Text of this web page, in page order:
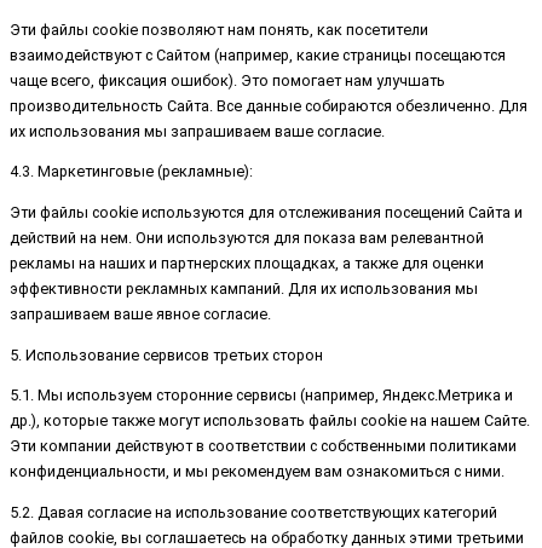
Эти файлы cookie позволяют нам понять, как посетители
взаимодействуют с Сайтом (например, какие страницы посещаются
чаще всего, фиксация ошибок). Это помогает нам улучшать
производительность Сайта. Все данные собираются обезличенно. Для
их использования мы запрашиваем ваше согласие.
4.3. Маркетинговые (рекламные):
Эти файлы cookie используются для отслеживания посещений Сайта и
действий на нем. Они используются для показа вам релевантной
рекламы на наших и партнерских площадках, а также для оценки
эффективности рекламных кампаний. Для их использования мы
запрашиваем ваше явное согласие.
5. Использование сервисов третьих сторон
5.1. Мы используем сторонние сервисы (например, Яндекс.Метрика и
др.), которые также могут использовать файлы cookie на нашем Сайте.
Эти компании действуют в соответствии с собственными политиками
конфиденциальности, и мы рекомендуем вам ознакомиться с ними.
5.2. Давая согласие на использование соответствующих категорий
файлов cookie, вы соглашаетесь на обработку данных этими третьими